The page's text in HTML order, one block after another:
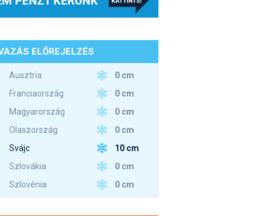
ELŐREJELZÉS
Ausztria
0 cm
Franciaország
0 cm
Magyarország
0 cm
Olaszország
0 cm
Svájc
10 cm
Szlovákia
0 cm
Szlovénia
0 cm